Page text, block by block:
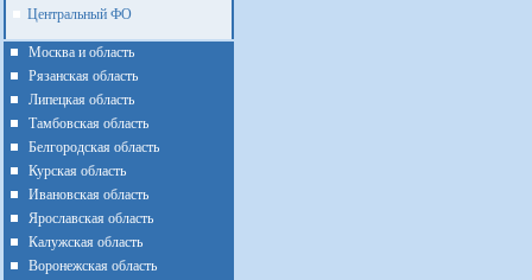
Центральный ФО
Москва и область
Рязанская область
Липецкая область
Тамбовская область
Белгородская область
Курская область
Ивановская область
Ярославская область
Калужская область
Воронежская область